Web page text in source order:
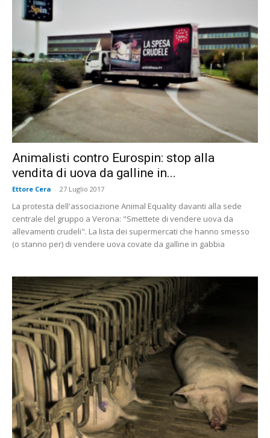
Animalisti contro Eurospin: stop alla
vendita di uova da galline in...
Ettore Cera - 27 Luglio 2017
La protesta dell'associazione Animal Equality davanti alla sede
centrale del gruppo a Verona: "Smettete di vendere uova da
allevamenti crudeli". La lista dei supermercati che hanno smesso
(o stanno per) di vendere uova covate da galline in gabbia